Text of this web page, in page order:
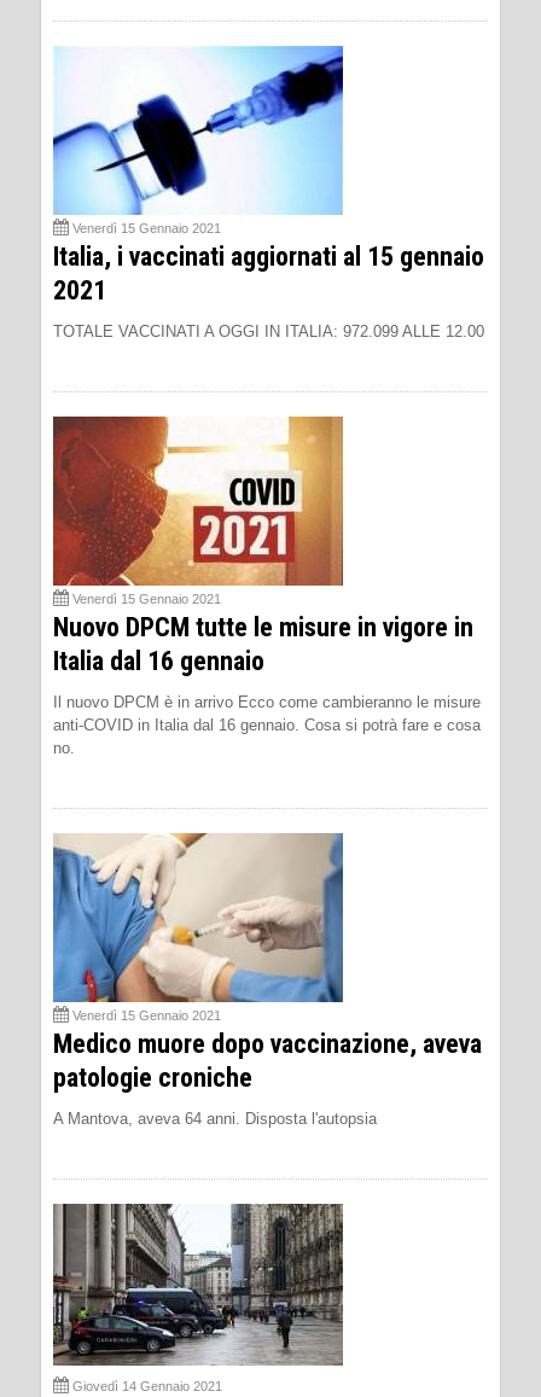
Venerdì 15 Gennaio 2021
Italia, i vaccinati aggiornati al 15 gennaio
2021
TOTALE VACCINATI A OGGI IN ITALIA: 972.099 ALLE 12.00
Venerdì 15 Gennaio 2021
Nuovo DPCM tutte le misure in vigore in
Italia dal 16 gennaio
Il nuovo DPCM è in arrivo Ecco come cambieranno le misure
anti-COVID in Italia dal 16 gennaio. Cosa si potrà fare e cosa
no.
Venerdì 15 Gennaio 2021
Medico muore dopo vaccinazione, aveva
patologie croniche
A Mantova, aveva 64 anni. Disposta l'autopsia
Giovedì 14 Gennaio 2021